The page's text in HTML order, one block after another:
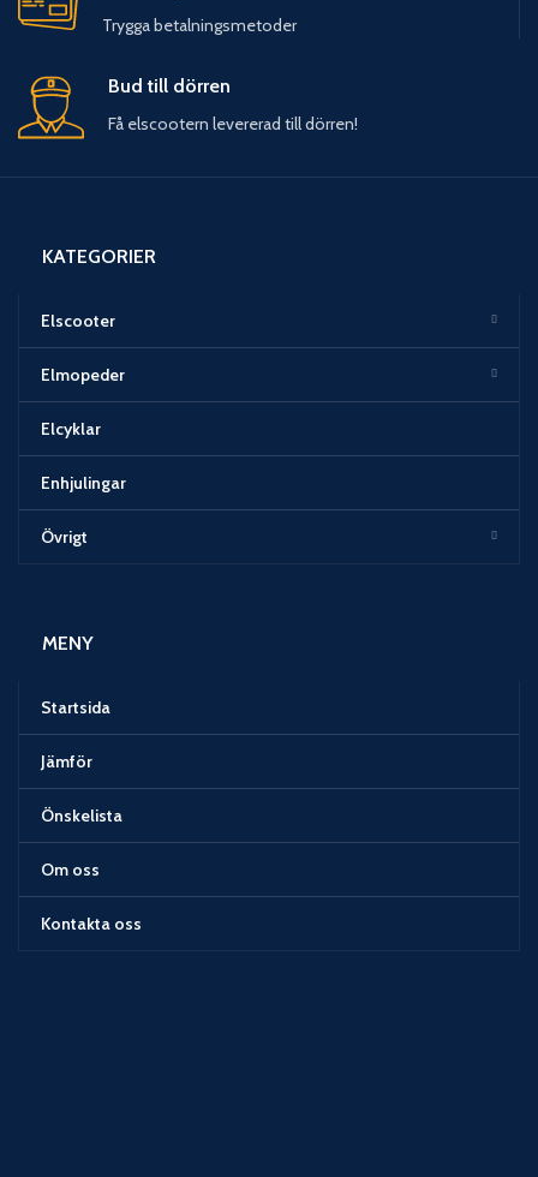
Trygga betalningsmetoder
Bud till dörren
Få elscootern levererad till dörren!
KATEGORIER
Elscooter
Elmopeder
Elcyklar
Enhjulingar
Övrigt
MENY
Startsida
Jämför
Önskelista
Om oss
Kontakta oss